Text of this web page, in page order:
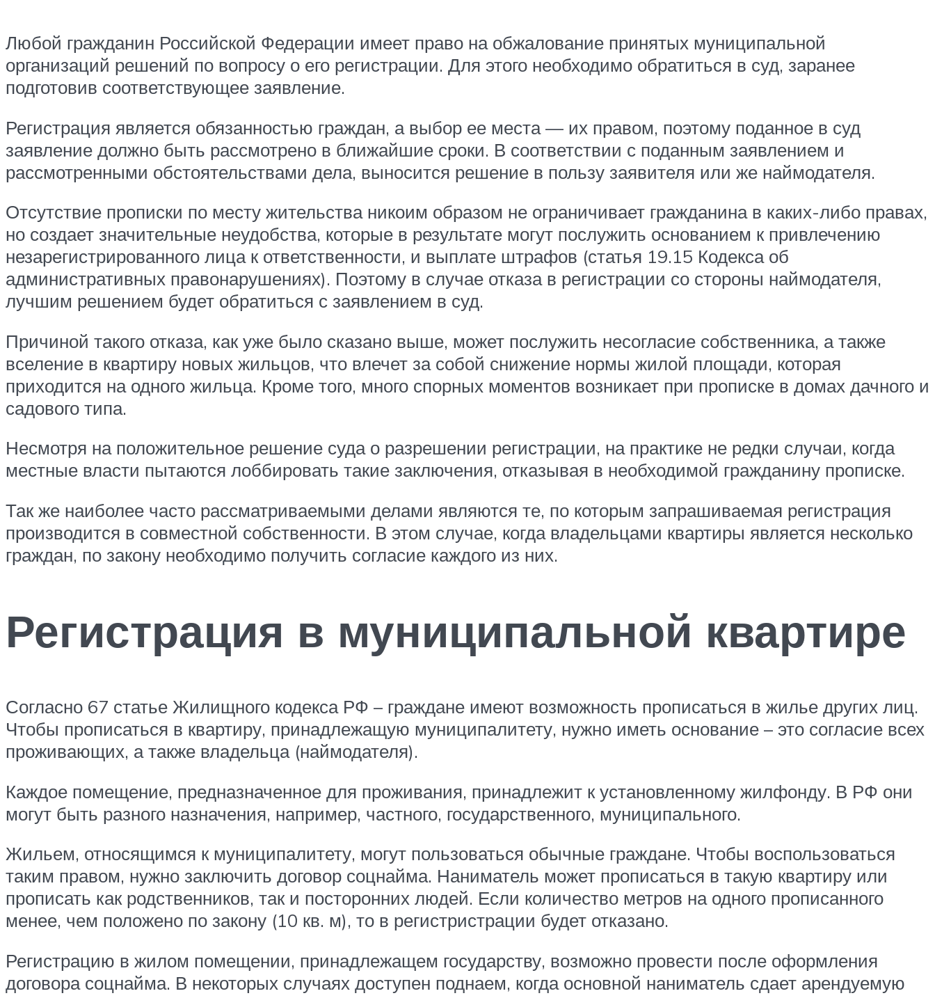
Любой гражданин Российской Федерации имеет право на обжалование принятых муниципальной
организаций решений по вопросу о его регистрации. Для этого необходимо обратиться в суд, заранее
подготовив соответствующее заявление.
Регистрация является обязанностью граждан, а выбор ее места — их правом, поэтому поданное в суд
заявление должно быть рассмотрено в ближайшие сроки. В соответствии с поданным заявлением и
рассмотренными обстоятельствами дела, выносится решение в пользу заявителя или же наймодателя.
Отсутствие прописки по месту жительства никоим образом не ограничивает гражданина в каких-либо правах,
но создает значительные неудобства, которые в результате могут послужить основанием к привлечению
незарегистрированного лица к ответственности, и выплате штрафов (статья 19.15 Кодекса об
административных правонарушениях). Поэтому в случае отказа в регистрации со стороны наймодателя,
лучшим решением будет обратиться с заявлением в суд.
Причиной такого отказа, как уже было сказано выше, может послужить несогласие собственника, а также
вселение в квартиру новых жильцов, что влечет за собой снижение нормы жилой площади, которая
приходится на одного жильца. Кроме того, много спорных моментов возникает при прописке в домах дачного и
садового типа.
Несмотря на положительное решение суда о разрешении регистрации, на практике не редки случаи, когда
местные власти пытаются лоббировать такие заключения, отказывая в необходимой гражданину прописке.
Так же наиболее часто рассматриваемыми делами являются те, по которым запрашиваемая регистрация
производится в совместной собственности. В этом случае, когда владельцами квартиры является несколько
граждан, по закону необходимо получить согласие каждого из них.
Регистрация в муниципальной квартире
Согласно 67 статье Жилищного кодекса РФ – граждане имеют возможность прописаться в жилье других лиц.
Чтобы прописаться в квартиру, принадлежащую муниципалитету, нужно иметь основание – это согласие всех
проживающих, а также владельца (наймодателя).
Каждое помещение, предназначенное для проживания, принадлежит к установленному жилфонду. В РФ они
могут быть разного назначения, например, частного, государственного, муниципального.
Жильем, относящимся к муниципалитету, могут пользоваться обычные граждане. Чтобы воспользоваться
таким правом, нужно заключить договор соцнайма. Наниматель может прописаться в такую квартиру или
прописать как родственников, так и посторонних людей. Если количество метров на одного прописанного
менее, чем положено по закону (10 кв. м), то в регистристрации будет отказано.
Регистрацию в жилом помещении, принадлежащем государству, возможно провести после оформления
договора соцнайма. В некоторых случаях доступен поднаем, когда основной наниматель сдает арендуемую